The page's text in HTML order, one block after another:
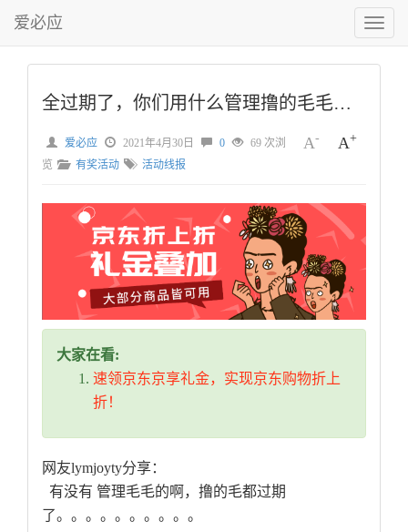
切
换
菜
爱必应
全过期了，你们用什么管理撸的毛毛的呀
A- A+
爱必应 2021年4月30日 0
69 次浏
览
有奖活动 活动线报
大家在看:
速领京东京享礼金，实现京东购物折上
折！
网友lymjoyty分享：
有没有 管理毛毛的啊，撸的毛都过期
了。。。。。。。。。。